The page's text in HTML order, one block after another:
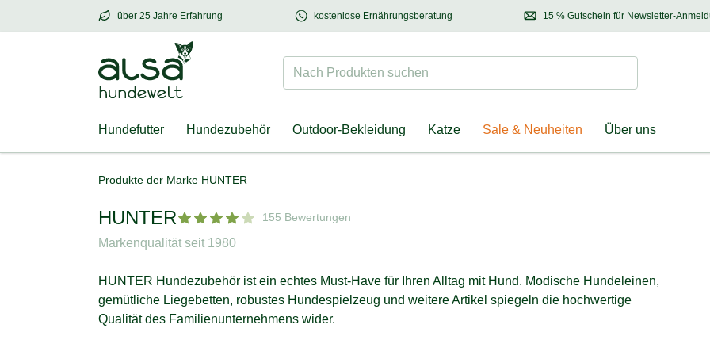
über 25 Jahre Erfahrung
über25 Jahre Erfahrung – mit Herz für Hund & Halter 15 % Gutschein für Newsletter-
Entdecken Sie
kostenlose Ernährungsberatung
Kontaktieren Sie unsere
Ernährungsberatung:
Nach Produkten suchen Suchen
Hundefutter Hundezubehör Outdoor-Bekleidung Katze Sale & Neuheiten Über uns
Produkte der Marke HUNTER
HUNTER 155 Bewertungen
Markenqualität seit 1980
HUNTER Hundezubehör ist ein echtes Must-Have für Ihren Alltag mit Hund. Modische Hundeleinen,
gemütliche Liegebetten, robustes Hundespielzeug und weitere Artikel spiegeln die hochwertige
Qualität des Familienunternehmens wider.